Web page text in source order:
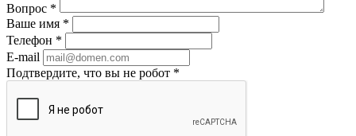
Вопрос *
Ваше имя *
Телефон *
E-mail
Подтвердите, что вы не робот *